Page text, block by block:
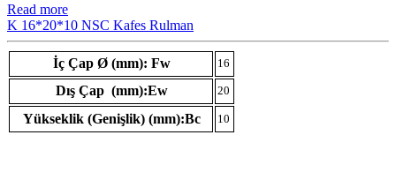
Read more
K 16*20*10 NSC Kafes Rulman
İç Çap Ø (mm): Fw 16
Dış Çap (mm):Ew 20
Yükseklik (Genişlik) (mm):Bc 10